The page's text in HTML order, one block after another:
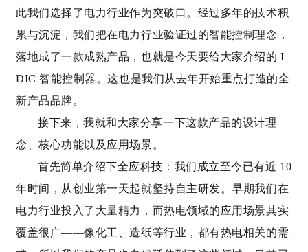
此我们选择了电力行业作为突破口。经过多年的技术积
累与沉淀，我们把在电力行业验证过的智能控制理念，
落地成了一款成熟产品，也就是今天要给大家介绍的I
DIC 智能控制器。这也是我们从去年开始重点打造的全
新产品品牌。
接下来，我就和大家分享一下这款产品的设计理
念、核心功能以及应用场景。
首先简单介绍下全应科技：我们成立至今已有近 10
年时间，从创业第一天起就坚持自主研发。早期我们在
电力行业投入了大量精力，而热电领域的应用场景其实
覆盖很广——像化工、造纸等行业，都有热电相关的需